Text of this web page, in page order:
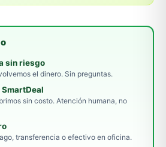
sin riesgo
el dinero. Sin preguntas.
sin costo. Atención humana, no
transferencia o efectivo en oficina.